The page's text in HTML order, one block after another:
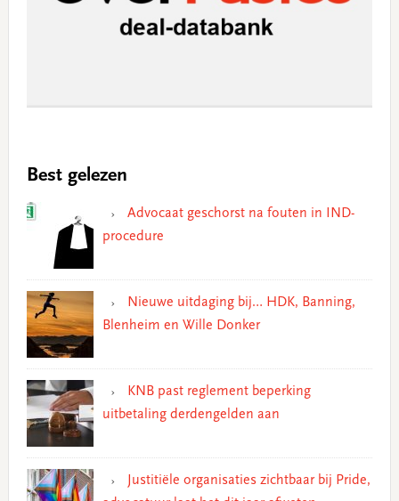
Best gelezen
Advocaat geschorst na fouten in IND-
procedure
Nieuwe uitdaging bij… HDK, Banning,
Blenheim en Wille Donker
KNB past reglement beperking
uitbetaling derdengelden aan
Justitiële organisaties zichtbaar bij Pride,